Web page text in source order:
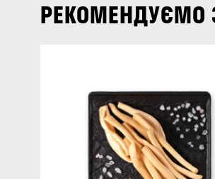
РЕКОМЕНДУЄМО